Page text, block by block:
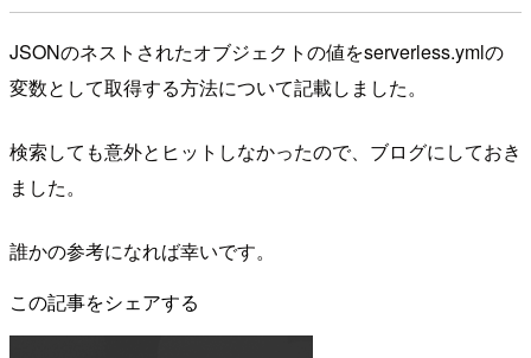
JSONのネストされたオブジェクトの値をserverless.ymlの
変数として取得する方法について記載しました。
検索しても意外とヒットしなかったので、ブログにしておき
ました。
誰かの参考になれば幸いです。
この記事をシェアする